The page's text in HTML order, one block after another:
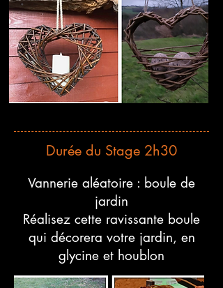
Durée du Stage 2h30
Vannerie aléatoire : boule de
jardin
Réalisez cette ravissante boule
qui décorera votre jardin, en
glycine et houblon